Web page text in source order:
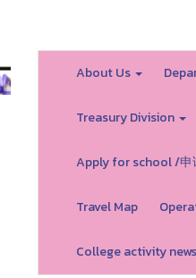
About Us
Treasury Division
Apply for school /申
Travel Map
College activity news